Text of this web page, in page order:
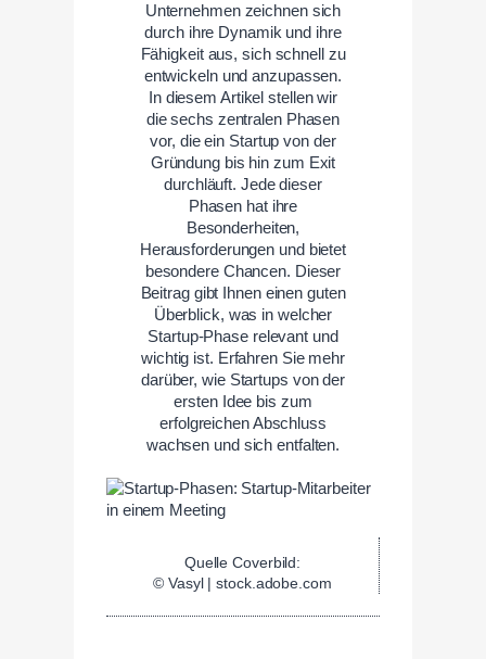
Unternehmen zeichnen sich
durch ihre Dynamik und ihre
Fähigkeit aus, sich schnell zu
entwickeln und anzupassen.
In diesem Artikel stellen wir
die sechs zentralen Phasen
vor, die ein Startup von der
Gründung bis hin zum Exit
durchläuft. Jede dieser
Phasen hat ihre
Besonderheiten,
Herausforderungen und bietet
besondere Chancen. Dieser
Beitrag gibt Ihnen einen guten
Überblick, was in welcher
Startup-Phase relevant und
wichtig ist. Erfahren Sie mehr
darüber, wie Startups von der
ersten Idee bis zum
erfolgreichen Abschluss
wachsen und sich entfalten.
Quelle Coverbild:
© Vasyl | stock.adobe.com